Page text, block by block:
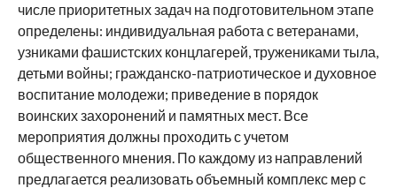
числе приоритетных задач на подготовительном этапе
определены: индивидуальная работа с ветеранами,
узниками фашистских концлагерей, тружениками тыла,
детьми войны; гражданско-патриотическое и духовное
воспитание молодежи; приведение в порядок
воинских захоронений и памятных мест. Все
мероприятия должны проходить с учетом
общественного мнения. По каждому из направлений
предлагается реализовать объемный комплекс мер с